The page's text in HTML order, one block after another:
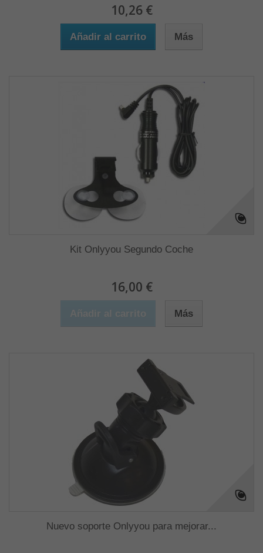
10,26 €
Añadir al carrito Más
Kit Onlyyou Segundo Coche
16,00 €
Más
Nuevo soporte Onlyyou para mejorar...